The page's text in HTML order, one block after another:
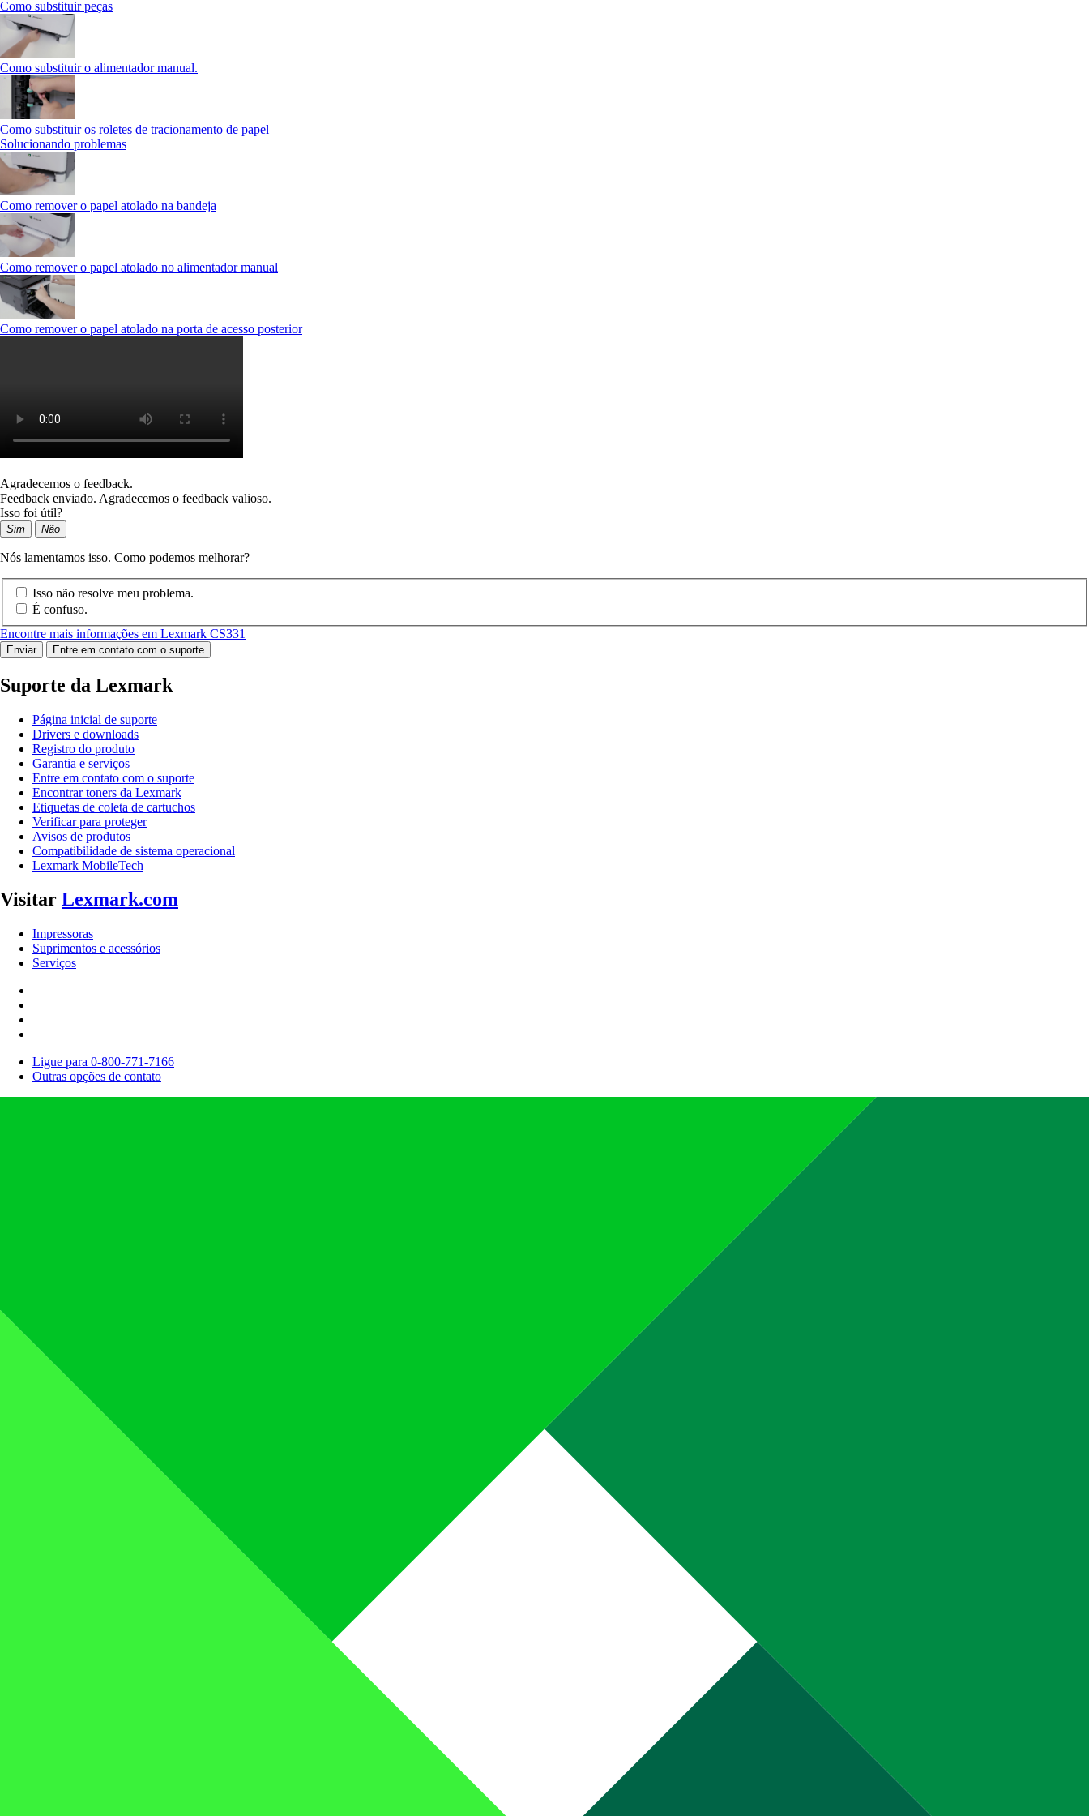
Como substituir peças
Como substituir o alimentador manual.
Como substituir os roletes de tracionamento de papel
Solucionando problemas
Como remover o papel atolado na bandeja
Como remover o papel atolado no alimentador manual
Como remover o papel atolado na porta de acesso posterior
Agradecemos o feedback.
Feedback enviado. Agradecemos o feedback valioso.
Isso foi útil?
Sim Não
Nós lamentamos isso. Como podemos melhorar?
Isso não resolve meu problema.
É confuso.
Encontre mais informações em Lexmark CS331
Enviar Entre em contato com o suporte
Suporte da Lexmark
Página inicial de suporte
Drivers e downloads
Registro do produto
Garantia e serviços
Entre em contato com o suporte
Encontrar toners da Lexmark
Etiquetas de coleta de cartuchos
Verificar para proteger
Avisos de produtos
Compatibilidade de sistema operacional
Lexmark MobileTech
Visitar Lexmark.com
Impressoras
Suprimentos e acessórios
Serviços
Ligue para 0-800-771-7166
Outras opções de contato